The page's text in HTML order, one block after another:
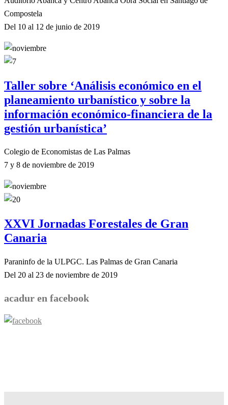
Compostela
Del 10 al 12 de junio de 2019
Taller sobre ‘Análisis económico en el
planeamiento urbanístico y sobre la
información económico-financiera de la
gestión urbanística’
Colegio de Economistas de Las Palmas
7 y 8 de noviembre de 2019
XXVI Jornadas Forestales de Gran
Canaria
Paraninfo de la ULPGC. Las Palmas de Gran Canaria
Del 20 al 23 de noviembre de 2019
acadur en facebook